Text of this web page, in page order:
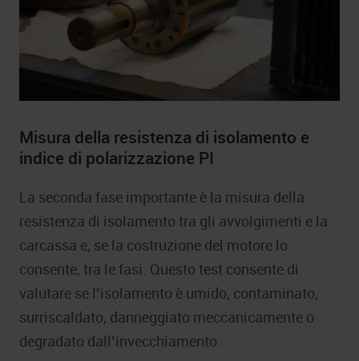
Misura della resistenza di isolamento e
indice di polarizzazione PI
La seconda fase importante è la misura della
resistenza di isolamento tra gli avvolgimenti e la
carcassa e, se la costruzione del motore lo
consente, tra le fasi. Questo test consente di
valutare se l’isolamento è umido, contaminato,
surriscaldato, danneggiato meccanicamente o
degradato dall’invecchiamento.